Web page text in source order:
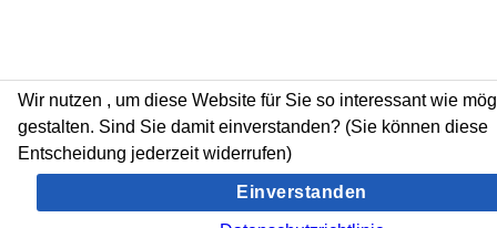
Wir nutzen , um diese Website für Sie so interessant wie
gestalten. Sind Sie damit einverstanden? (Sie können diese
Entscheidung jederzeit widerrufen)
Einverstanden